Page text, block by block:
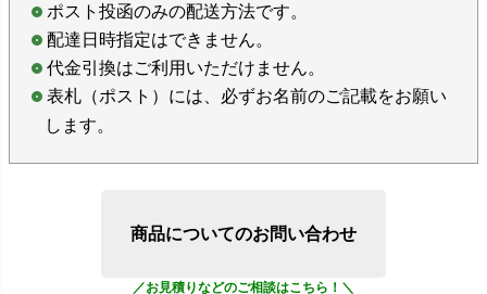
ポスト投函のみの配送方法です。
配達日時指定はできません。
代金引換はご利用いただけません。
表札（ポスト）には、必ずお名前のご記載をお願い
します。
商品についてのお問い合わせ